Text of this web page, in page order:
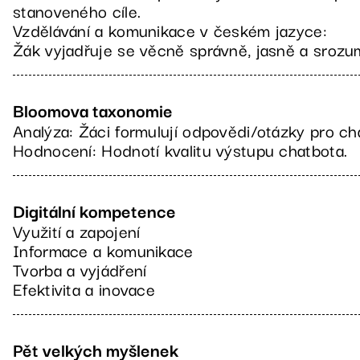
stanoveného cíle.
Vzdělávání a komunikace v českém jazyce:
Žák vyjadřuje se věcně správně, jasně a
Bloomova taxonomie
Analýza: Žáci formulují odpovědi/otázky pro
Hodnocení: Hodnotí kvalitu výstupu chatbota.
Digitální kompetence
Využití a zapojení
Informace a komunikace
Tvorba a vyjádření
Efektivita a inovace
Pět velkých myšlenek